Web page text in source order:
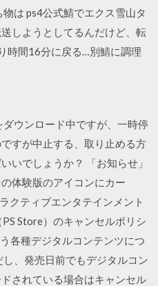
は ps4公式鯖でエクス雪山タ
しようとしてるんだけど、転
時間16分に戻る…別鯖に調理
ウンロード中ですが、一時停
すが中止する、取り止める方
いでしょうか？ 「お知らせ」
体験版のアイコンにカー
クティブエンタテインメント
Store）のキャンセルポリシ
各種デジタルコンテンツにつ
、発売日前でもデジタルコン
されている場合はキャンセル